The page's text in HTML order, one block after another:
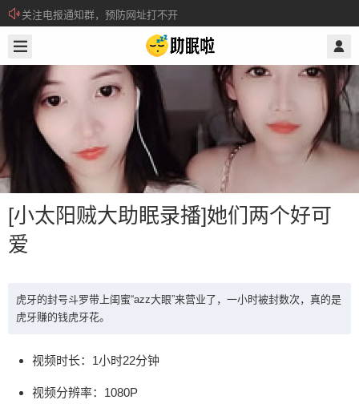
关注电报通知群，预防网址打不开
所有注册用户记得每日来签到领取积分。
[小太阳贼大助眠录播]她们两个好可
爱
虎牙的封号斗罗带上闺蜜“azz大眼”来营业了，一小时被封数次，真的是
虎牙赚的钱虎牙花。
视频时长：1小时22分钟
视频分辨率：1080P
@ 助眠啦
[小太阳贼大助眠录播]她们两个好可爱
时被封数次，真的是虎牙赚的钱虎牙花。